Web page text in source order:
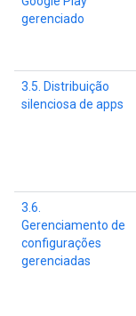
gerenciado
3.5. Distribuição
silenciosa de apps
3.6.
Gerenciamento de
configurações
gerenciadas